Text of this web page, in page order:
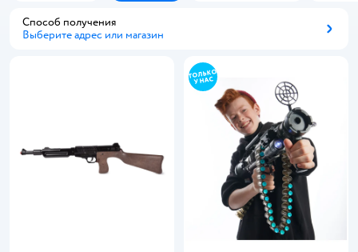
Способ получения
Выберите адрес или магазин